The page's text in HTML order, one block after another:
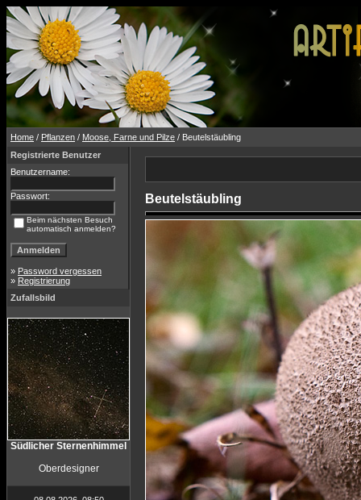
Home / Pflanzen / Moose, Farne und Pilze / Beutelstäubling
Registrierte Benutzer
Benutzername:
Passwort:
Beim nächsten Besuch
automatisch anmelden?
» Password vergessen
» Registrierung
Zufallsbild
Südlicher Sternenhimmel
Oberdesigner
Beutelstäubling